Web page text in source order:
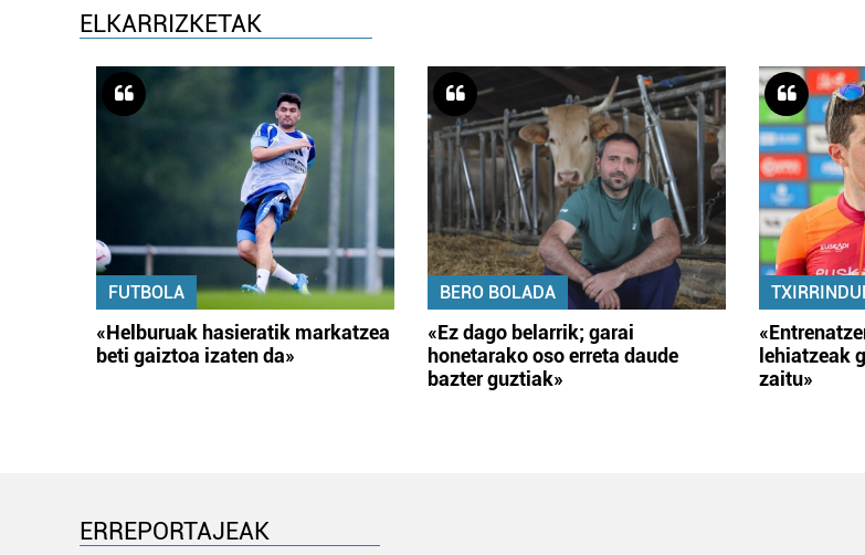
ELKARRIZKETAK
FUTBOLA
«Helburuak hasieratik markatzea
beti gaiztoa izaten da»
BERO BOLADA
«Ez dago belarrik; garai
honetarako oso erreta daude
bazter guztiak»
lehiatzeak
zaitu»
ERREPORTAJEAK